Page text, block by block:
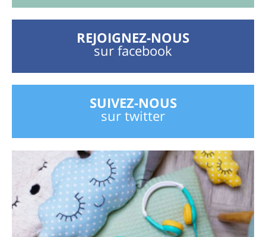
REJOIGNEZ-NOUS
sur facebook
SUIVEZ-NOUS
sur twitter